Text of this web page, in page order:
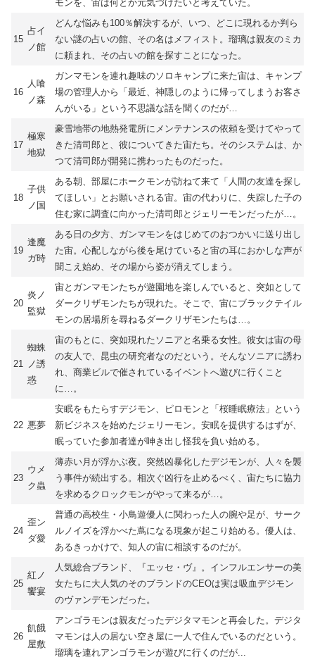
モンを、宙は何とか元気づけたいと考えていた。
15
占イ
ノ館
どんな悩みも100％解決するが、いつ、どこに現れるか判ら
ない謎の占いの館、その名はメフィスト。瑠璃は親友のミカ
に頼まれ、その占いの館を探すことになった。
16
人喰
ノ森
ガンマモンを連れ趣味のソロキャンプに来た宙は、キャンプ
場の管理人から「最近、神隠しのように帰ってしまうお客さ
んがいる」という不思議な話を聞くのだが…
17
極寒
地獄
豪雪地帯の地熱発電所にメンテナンスの依頼を受けてやって
きた清司郎と、彼についてきた宙たち。そのシステムは、か
つて清司郎が開発に携わったものだった。
18
子供
ノ国
ある朝、部屋にホークモンが訪ねて来て「人間の友達を探し
てほしい」とお願いされる宙。宙の代わりに、失踪した子の
住む家に調査に向かった清司郎とジェリーモンだったが…。
19
逢魔
ガ時
ある日の夕方、ガンマモンをはじめてのおつかいに送り出し
た宙。心配しながら後を尾けていると宙の耳におかしな声が
聞こえ始め、その場から姿が消えてしまう。
20
炎ノ
監獄
宙とガンマモンたちが遊園地を楽しんでいると、突如として
ダークリザモンたちが現れた。そこで、宙にブラックテイル
モンの居場所を尋ねるダークリザモンたちは…。
21
蜘蛛
ノ誘
惑
宙のもとに、突如現れたソニアと名乗る女性。彼女は宙の母
の友人で、昆虫の研究者なのだという。そんなソニアに誘わ
れ、商業ビルで催されているイベントへ遊びに行くこと
に…。
22 悪夢
安眠をもたらすデジモン、ピロモンと「桜睡眠療法」という
新ビジネスを始めたジェリーモン。安眠を提供するはずが、
眠っていた参加者達が呻き出し怪我を負い始める。
23
ウメ
ク蟲
薄赤い月が浮かぶ夜。突然凶暴化したデジモンが、人々を襲
う事件が続出する。相次ぐ凶行を止めるべく、宙たちに協力
を求めるクロックモンがやって来るが…。
24
歪ン
ダ愛
普通の高校生・小鳥遊優人に関わった人の腕や足が、サーク
ルノイズを浮かべた蔦になる現象が起こり始める。優人は、
あるきっかけで、知人の宙に相談するのだが。
25
紅ノ
饗宴
人気総合ブランド、『エッセ・ヴ』。インフルエンサーの美
女たちに大人気のそのブランドのCEOは実は吸血デジモン
のヴァンデモンだった。
26
飢餓
屋敷
アンゴラモンは親友だったデジタマモンと再会した。デジタ
マモンは人の居ない空き屋に一人で住んでいるのだという。
瑠璃を連れアンゴラモンが遊びに行くのだが...